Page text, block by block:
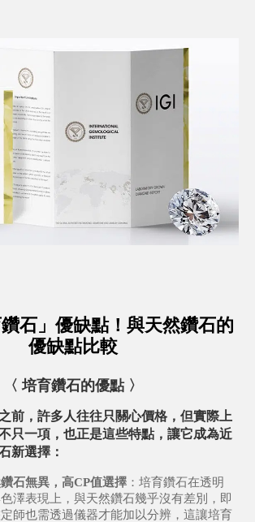
石」優缺點！與天然鑽石的
優缺點比較
〈 培育鑽石的優點 〉
前，許多人往往只關心價格，但實際上
只一項，也正是這些特點，讓它成為近
新選擇：
石無異，高CP值選擇 ： 培育鑽石在透明
澤表現上，與天然鑽石幾乎沒有差別，即
師也需透過儀器才能加以分辨，這讓培育